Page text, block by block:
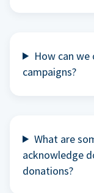
How can
campaigns?
What are
acknowledge
donations?